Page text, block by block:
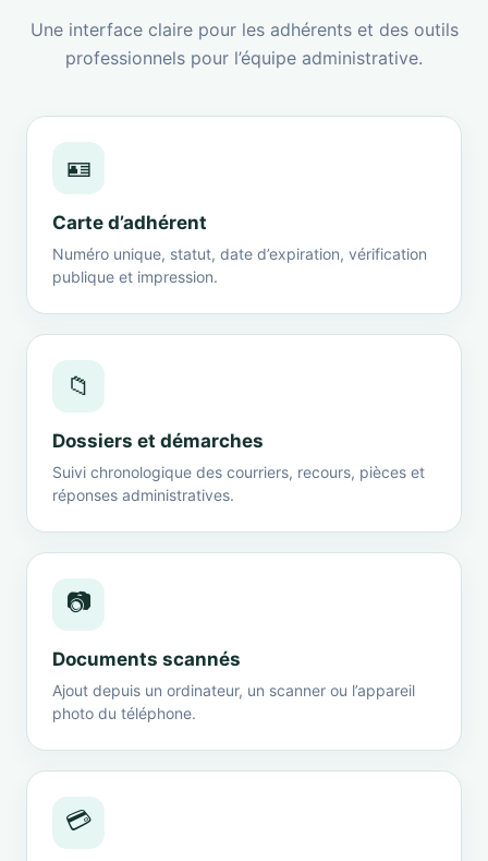
Une interface claire pour les adhérents et des outils
professionnels pour l’équipe administrative.
🪪
Carte d’adhérent
Numéro unique, statut, date d’expiration, vérification
publique et impression.
📁
Dossiers et démarches
Suivi chronologique des courriers, recours, pièces et
réponses administratives.
📷
Documents scannés
Ajout depuis un ordinateur, un scanner ou l’appareil
photo du téléphone.
💳